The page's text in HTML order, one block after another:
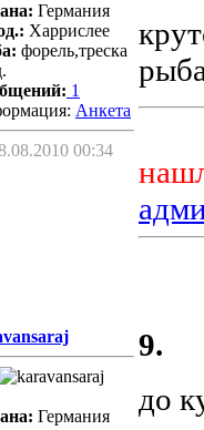
Германия
Харрислее
форель,треска
1
Aнкета
00:34
Германия
9.
до